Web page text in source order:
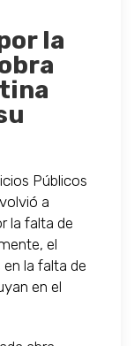
la
Públicos
a
la falta de
el
la falta de
en el